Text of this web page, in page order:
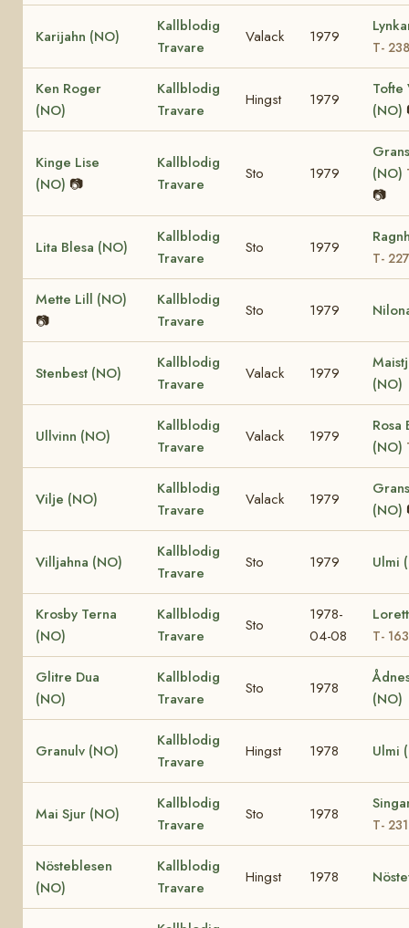
Karijahn (NO)
Kallblodig
Travare
Valack 1979
T-
Ken Roger
(NO)
Kallblodig
Travare
Hingst 1979
Tofte
(NO)
Kinge Lise
(NO) 📷
Kallblodig
Travare
Sto 1979
(NO)
📷
Lita Blesa (NO)
Kallblodig
Travare
Sto 1979
T-
Mette Lill (NO)
📷
Kallblodig
Travare
Sto 1979
Stenbest (NO)
Kallblodig
Travare
Valack 1979
(NO)
Ullvinn (NO)
Kallblodig
Travare
Valack 1979
Rosa
(NO)
Vilje (NO)
Kallblodig
Travare
Valack 1979
(NO)
Villjahna (NO)
Kallblodig
Travare
Sto 1979 Ulmi
Krosby Terna
(NO)
Kallblodig
Travare
Sto
1978-
04-08
T-
Glitre Dua
(NO)
Kallblodig
Travare
Sto 1978
(NO)
Granulv (NO)
Kallblodig
Travare
Hingst 1978 Ulmi
Mai Sjur (NO)
Kallblodig
Travare
Sto 1978
T-
Nösteblesen
(NO)
Kallblodig
Travare
Hingst 1978